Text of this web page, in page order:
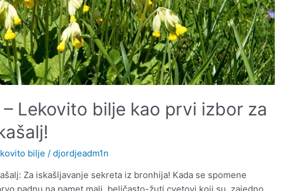
Lekovito bilje kao prvi izbor za
bilje /djordjeadm1n
Za iskašljavanje sekreta iz bronhija! Kada se spomene